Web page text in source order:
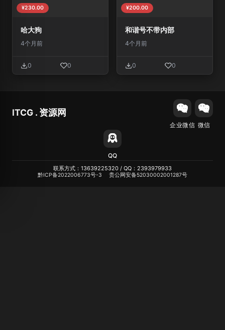
¥230.00
哈大狗
4个月前
0 0
¥200.00
和谐号不带内部
4个月前
0 0
ITCG . 资源网
企业微信 微信
QQ
联系方式：13639225320 / QQ：2393979933
黔ICP备2022006773号-3 贵公网安备52030002001287号